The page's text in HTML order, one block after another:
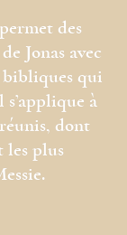
des
Jonas avec
bibliques qui
à
dont
les plus